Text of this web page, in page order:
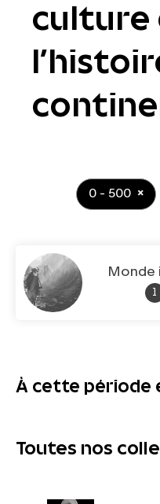
culture
0 - 500
Monde
À cette période
Toutes nos